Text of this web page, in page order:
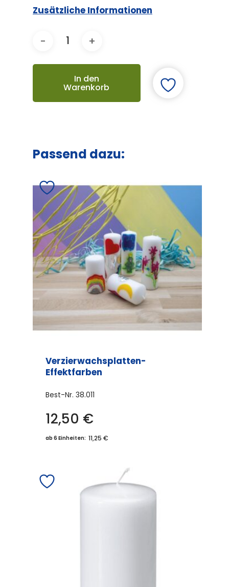
Zusätzliche Informationen
In den
Warenkorb
Passend dazu:
Verzierwachsplatten-
Effektfarben
Best-Nr. 38.011
12,50 €
ab 6 Einheiten: 11,25 €